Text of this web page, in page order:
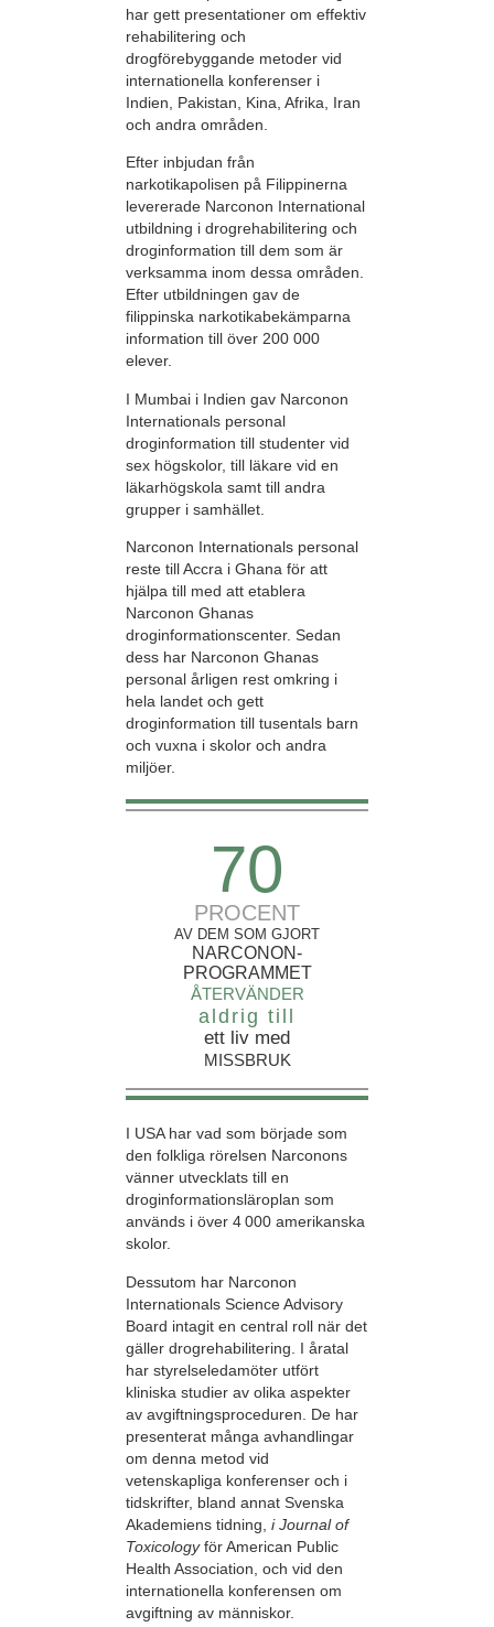
har gett presentationer om effektiv
rehabilitering och
drogförebyggande metoder vid
internationella konferenser i
Indien, Pakistan, Kina, Afrika, Iran
och andra områden.
Efter inbjudan från
narkotikapolisen på Filippinerna
levererade Narconon International
utbildning i drogrehabilitering och
droginformation till dem som är
verksamma inom dessa områden.
Efter utbildningen gav de
filippinska narkotikabekämparna
information till över 200 000
elever.
I Mumbai i Indien gav Narconon
Internationals personal
droginformation till studenter vid
sex högskolor, till läkare vid en
läkarhögskola samt till andra
grupper i samhället.
Narconon Internationals personal
reste till Accra i Ghana för att
hjälpa till med att etablera
Narconon Ghanas
droginformationscenter. Sedan
dess har Narconon Ghanas
personal årligen rest omkring i
hela landet och gett
droginformation till tusentals barn
och vuxna i skolor och andra
miljöer.
70
PROCENT
AV DEM SOM GJORT
NARCONON-
PROGRAMMET
ÅTERVÄNDER
aldrig till
ett liv med
MISSBRUK
I USA har vad som började som
den folkliga rörelsen Narconons
vänner utvecklats till en
droginformationsläroplan som
används i över 4 000 amerikanska
skolor.
Dessutom har Narconon
Internationals Science Advisory
Board intagit en central roll när det
gäller drogrehabilitering. I åratal
har styrelseledamöter utfört
kliniska studier av olika aspekter
av avgiftningsproceduren. De har
presenterat många avhandlingar
om denna metod vid
vetenskapliga konferenser och i
tidskrifter, bland annat Svenska
Akademiens tidning, i Journal of
Toxicologyför American Public
Health Association, och vid den
internationella konferensen om
avgiftning av människor.